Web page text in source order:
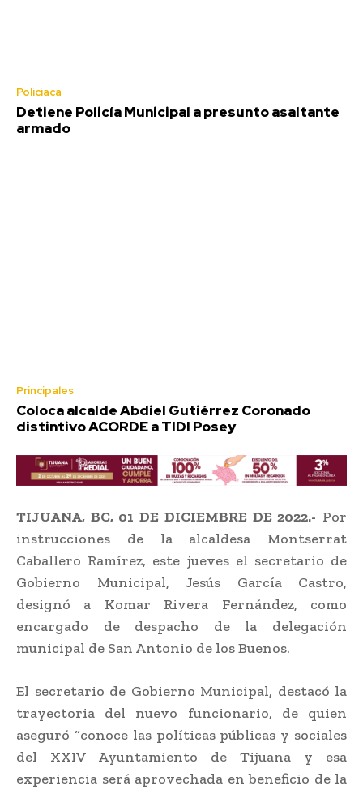
Policiaca
Detiene Policía Municipal a presunto asaltante
armado
Principales
Coloca alcalde Abdiel Gutiérrez Coronado
distintivo ACORDE a TIDI Posey
TIJUANA, BC, 01 DE DICIEMBRE DE 2022.- Por
instrucciones de la alcaldesa Montserrat
Caballero Ramírez, este jueves el secretario de
Gobierno Municipal, Jesús García Castro,
designó a Komar Rivera Fernández, como
encargado de despacho de la delegación
municipal de San Antonio de los Buenos.
El secretario de Gobierno Municipal, destacó la
trayectoria del nuevo funcionario, de quien
aseguró “conoce las políticas públicas y sociales
del XXIV Ayuntamiento de Tijuana y esa
experiencia será aprovechada en beneficio de la